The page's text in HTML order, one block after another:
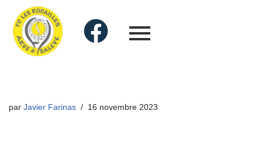
par Javier Farinas 16 novembre 2023